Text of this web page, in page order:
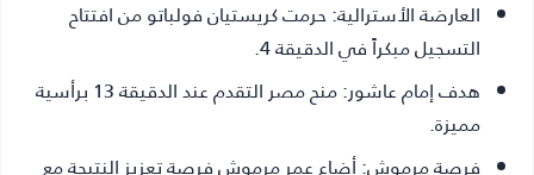
العارضة الأسترالية:حرمت كريستيان فولباتو من افتتاح
التسجيل مبكراً في الدقيقة 4.
هدف إمام عاشور:
منح مصر التقدم عند الدقيقة 13 برأسية
مميزة.
فرصة مرموش:أضاع عمر مرموش فرصة تعزيز النتيجة مع